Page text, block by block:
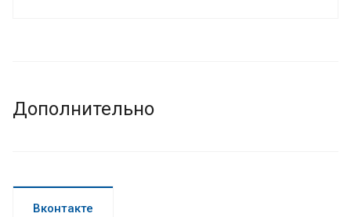
Дополнительно
Вконтакте